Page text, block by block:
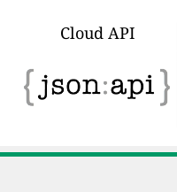
Cloud API